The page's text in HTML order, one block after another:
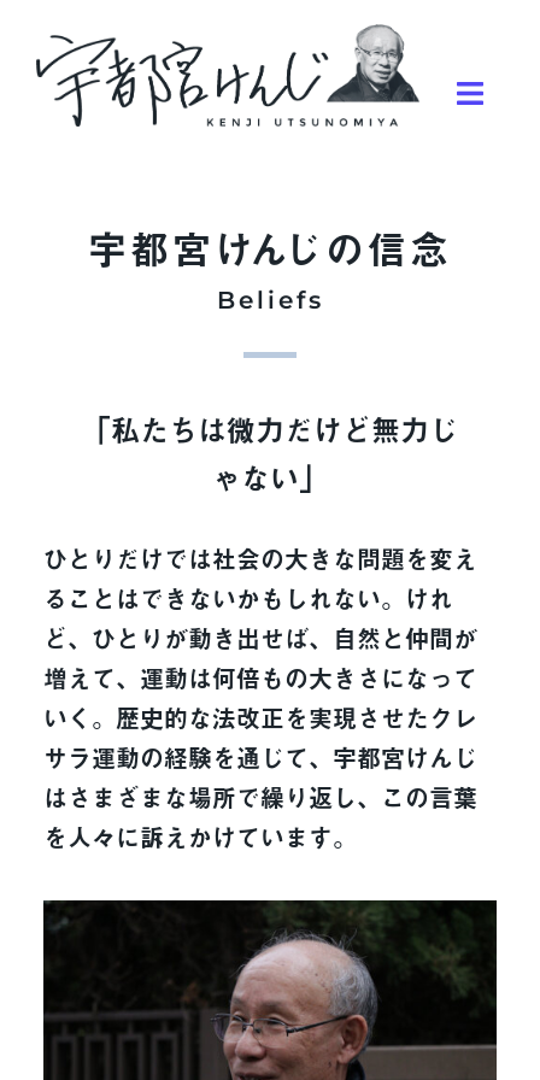
宇都宮けんじの信念
Beliefs
「私たちは微力だけど無力じ
ゃない」
ひとりだけでは社会の大きな問題を変え
ることはできないかもしれない。けれ
ど、ひとりが動き出せば、自然と仲間が
増えて、運動は何倍もの大きさになって
いく。歴史的な法改正を実現させたクレ
サラ運動の経験を通じて、宇都宮けんじ
はさまざまな場所で繰り返し、この言葉
を人々に訴えかけています。